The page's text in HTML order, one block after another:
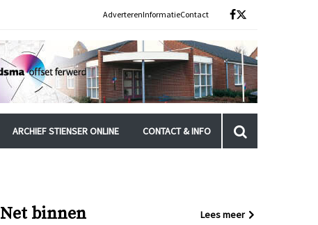
AdverterenInformatieContact
ARCHIEF STIENSER ONLINE CONTACT & INFO
Net binnen Lees meer